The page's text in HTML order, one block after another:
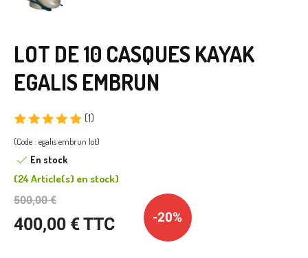
LOT DE 10 CASQUES KAYAK
EGALIS EMBRUN
(1)
(Code : egalis embrun lot)
En stock
(24 Article(s) en stock)
500,00 €
400,00 € TTC -20%